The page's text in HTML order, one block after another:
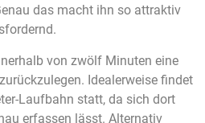
das macht ihn so attraktiv
von zwölf Minuten eine
Idealerweise findet
Laufbahn statt, da sich dort
erfassen lässt. Alternativ